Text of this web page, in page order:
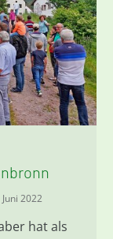
Juni 2022
hat als